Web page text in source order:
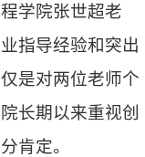
学院张世超老
指导经验和突出
是对两位老师个
长期以来重视创
肯定。